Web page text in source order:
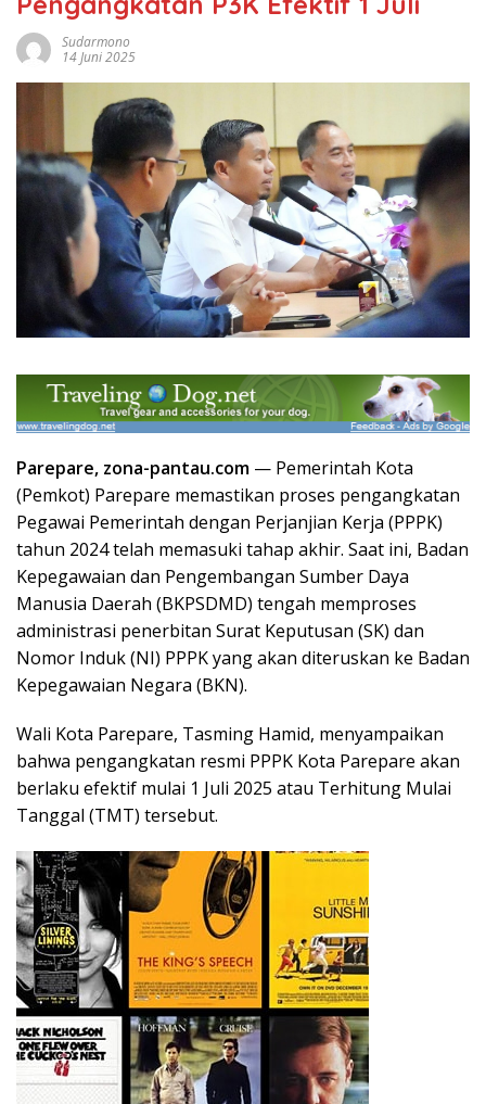
Sudarmono
14 Juni 2025
Parepare, zona-pantau.com — Pemerintah Kota
(Pemkot) Parepare memastikan proses pengangkatan
Pegawai Pemerintah dengan Perjanjian Kerja (PPPK)
tahun 2024 telah memasuki tahap akhir. Saat ini, Badan
Kepegawaian dan Pengembangan Sumber Daya
Manusia Daerah (BKPSDMD) tengah memproses
administrasi penerbitan Surat Keputusan (SK) dan
Nomor Induk (NI) PPPK yang akan diteruskan ke Badan
Kepegawaian Negara (BKN).
Wali Kota Parepare, Tasming Hamid, menyampaikan
bahwa pengangkatan resmi PPPK Kota Parepare akan
berlaku efektif mulai 1 Juli 2025 atau Terhitung Mulai
Tanggal (TMT) tersebut.